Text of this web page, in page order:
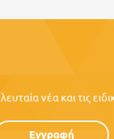
νέα και τις
Εγγραφή